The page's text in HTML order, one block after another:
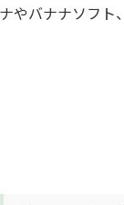
やバナナソフト